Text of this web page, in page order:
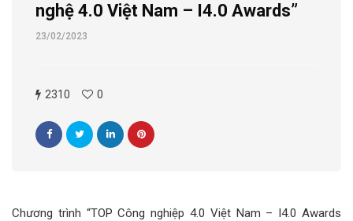
nghệ 4.0 Việt Nam – I4.0 Awards”
23/02/2023
2310 0
Chương trình “TOP Công nghiệp 4.0 Việt Nam – I4.0 Awards